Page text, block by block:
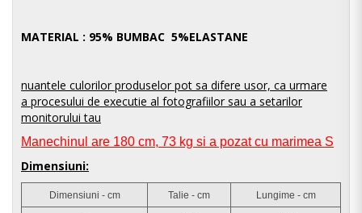
MATERIAL : 95% BUMBAC 5%ELASTANE
nuantele culorilor produselor pot sa difere usor, ca urmare
a procesului de executie al fotografiilor sau a setarilor
monitorului tau
Manechinul are 180 cm, 73 kg si a pozat cu marimea S
Dimensiuni:
Dimensiuni - cm Talie - cm Lungime - cm